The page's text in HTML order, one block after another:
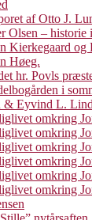
af Otto J.
Olsen – historie
Kierkegaard og
Høeg.
hr. Povls
i
& Eyvind L. Lind
omkring
omkring
omkring
omkring
omkring
omkring